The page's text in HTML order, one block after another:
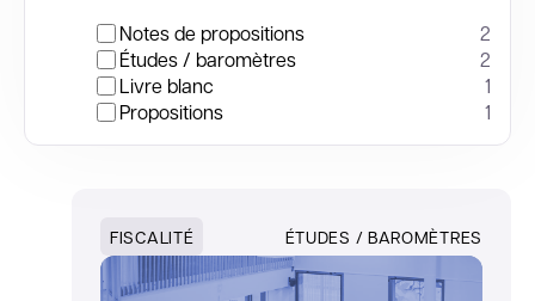
Notes de propositions
2
Études / baromètres
2
Livre blanc
1
Propositions
1
FISCALITÉ ÉTUDES / BAROMÈTRES